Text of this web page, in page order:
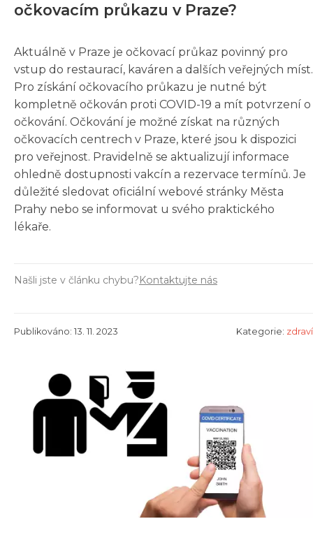
očkovacím průkazu v Praze?
Aktuálně v Praze je očkovací průkaz povinný pro
vstup do restaurací, kaváren a dalších veřejných míst.
Pro získání očkovacího průkazu je nutné být
kompletně očkován proti COVID-19 a mít potvrzení o
očkování. Očkování je možné získat na různých
očkovacích centrech v Praze, které jsou k dispozici
pro veřejnost. Pravidelně se aktualizují informace
ohledně dostupnosti vakcín a rezervace termínů. Je
důležité sledovat oficiální webové stránky Města
Prahy nebo se informovat u svého praktického
lékaře.
Našli jste v článku chybu?Kontaktujte nás
Publikováno: 13. 11. 2023 Kategorie: zdraví